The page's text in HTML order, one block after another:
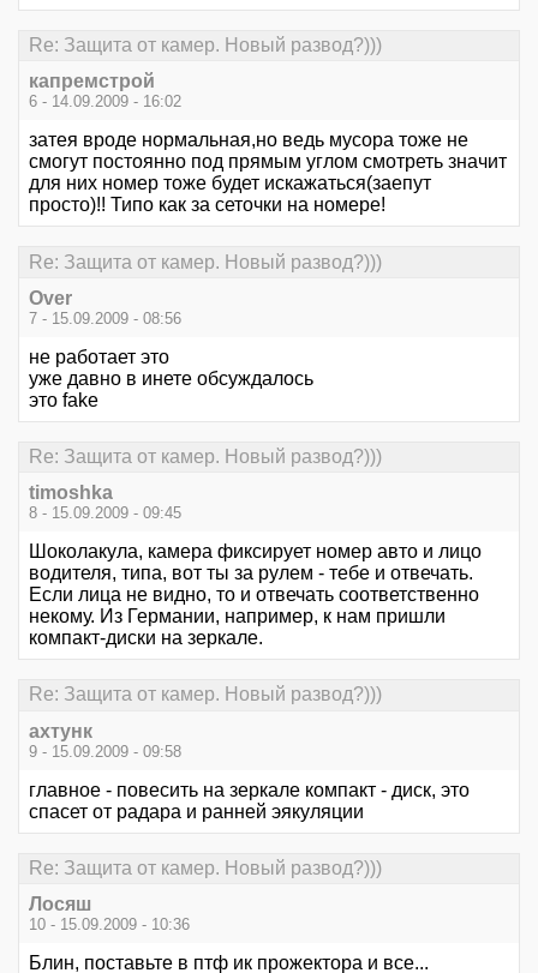
Re: Защита от камер. Новый развод?)))
капремстрой
6 - 14.09.2009 - 16:02
затея вроде нормальная,но ведь мусора тоже не
смогут постоянно под прямым углом смотреть значит
для них номер тоже будет искажаться(заепут
просто)!! Типо как за сеточки на номере!
Re: Защита от камер. Новый развод?)))
Over
7 - 15.09.2009 - 08:56
не работает это
уже давно в инете обсуждалось
это fake
Re: Защита от камер. Новый развод?)))
timoshka
8 - 15.09.2009 - 09:45
Шоколакула, камера фиксирует номер авто и лицо
водителя, типа, вот ты за рулем - тебе и отвечать.
Если лица не видно, то и отвечать соответственно
некому. Из Германии, например, к нам пришли
компакт-диски на зеркале.
Re: Защита от камер. Новый развод?)))
ахтунк
9 - 15.09.2009 - 09:58
главное - повесить на зеркале компакт - диск, это
спасет от радара и ранней эякуляции
Re: Защита от камер. Новый развод?)))
Лосяш
10 - 15.09.2009 - 10:36
Блин, поставьте в птф ик прожектора и все...